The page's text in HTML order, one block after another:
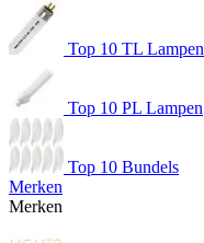
Top 10 TL Lampen
Top 10 PL Lampen
Top 10 Bundels
Merken
Merken